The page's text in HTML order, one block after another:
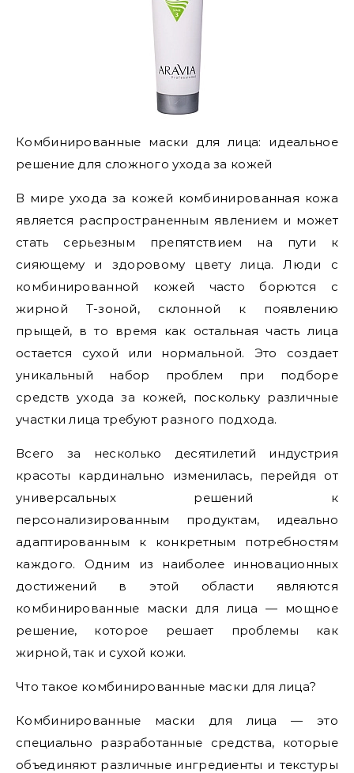
Комбинированные маски для лица: идеальное
решение для сложного ухода за кожей
В мире ухода за кожей комбинированная кожа
является распространенным явлением и может
стать серьезным препятствием на пути к
сияющему и здоровому цвету лица. Люди с
комбинированной кожей часто борются с
жирной Т-зоной, склонной к появлению
прыщей, в то время как остальная часть лица
остается сухой или нормальной. Это создает
уникальный набор проблем при подборе
средств ухода за кожей, поскольку различные
участки лица требуют разного подхода.
Всего за несколько десятилетий индустрия
красоты кардинально изменилась, перейдя от
универсальных решений к
персонализированным продуктам, идеально
адаптированным к конкретным потребностям
каждого. Одним из наиболее инновационных
достижений в этой области являются
комбинированные маски для лица — мощное
решение, которое решает проблемы как
жирной, так и сухой кожи.
Что такое комбинированные маски для лица?
Комбинированные маски для лица — это
специально разработанные средства, которые
объединяют различные ингредиенты и текстуры